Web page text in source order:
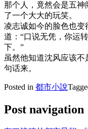
那个人，竟然会是五
了一个大大的玩笑。
凌志诚如今的脸色也
道：“口说无凭，你运
下。”
虽然他知道沈风应该
句话来。
Posted in 都市小說
Post navigation